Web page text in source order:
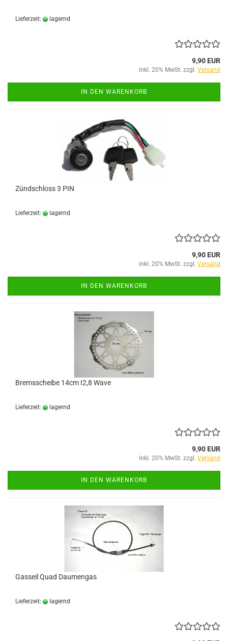
Lieferzeit: lagernd
9,90 EUR
inkl. 20% MwSt. zzgl. Versand
IN DEN WARENKORB
Zündschloss 3 PIN
Lieferzeit: lagernd
9,90 EUR
inkl. 20% MwSt. zzgl. Versand
IN DEN WARENKORB
Bremsscheibe 14cm I2,8 Wave
Lieferzeit: lagernd
9,90 EUR
inkl. 20% MwSt. zzgl. Versand
IN DEN WARENKORB
Gasseil Quad Daumengas
Lieferzeit: lagernd